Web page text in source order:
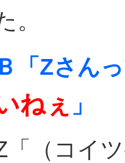
。
Ｂ「Zさん
ねぇ
」
「（コイ